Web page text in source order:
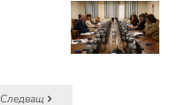
Следващ